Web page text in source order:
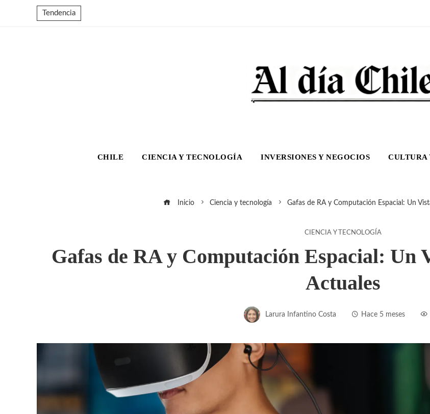
Tendencia
CHILE CIENCIA Y TECNOLOGÍA INVERSIONES Y NEGOCIOS CULTURA
Inicio Ciencia y tecnología Gafas de RA y Computación Espacial: Un
CIENCIA Y TECNOLOGÍA
Gafas de RA y Computación Espacial: Un
Actuales
Larura Infantino Costa Hace 5 meses